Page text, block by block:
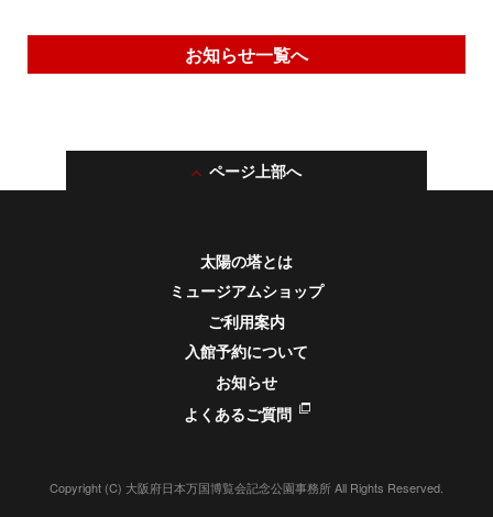
お知らせ一覧へ
ページ上部へ
太陽の塔とは
ミュージアムショップ
ご利用案内
入館予約について
お知らせ
よくあるご質問
Copyright (C) 大阪府日本万国博覧会記念公園事務所 All Rights Reserved.